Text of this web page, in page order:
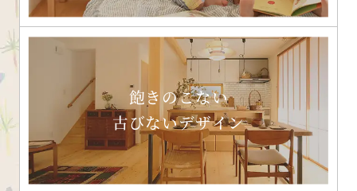
飽きのこない
古びないデザイン